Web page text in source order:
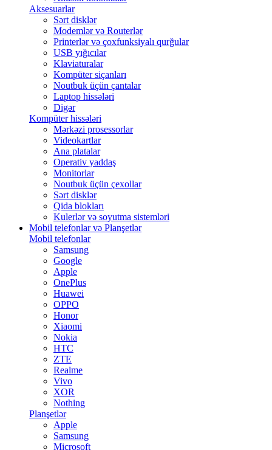
Aksesuarlar
Sərt disklər
Modemlər və Routerlər
Printerlər və çoxfunksiyalı qurğular
USB yığıcılar
Klaviaturalar
Kompüter siçanları
Noutbuk üçün çantalar
Laptop hissələri
Digər
Kompüter hissələri
Mərkəzi prosessorlar
Videokartlar
Ana platalar
Operativ yaddaş
Monitorlar
Noutbuk üçün çexollar
Sərt disklər
Qida blokları
Kulerlər və soyutma sistemləri
Mobil telefonlar və Planşetlər
Mobil telefonlar
Samsung
Google
Apple
OnePlus
Huawei
OPPO
Honor
Xiaomi
Nokia
HTC
ZTE
Realme
Vivo
XOR
Nothing
Planşetlər
Apple
Samsung
Microsoft